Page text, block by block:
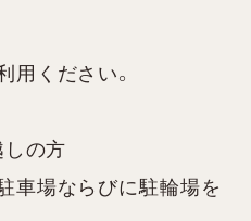
用ください。
しの方
車場ならびに駐輪場を